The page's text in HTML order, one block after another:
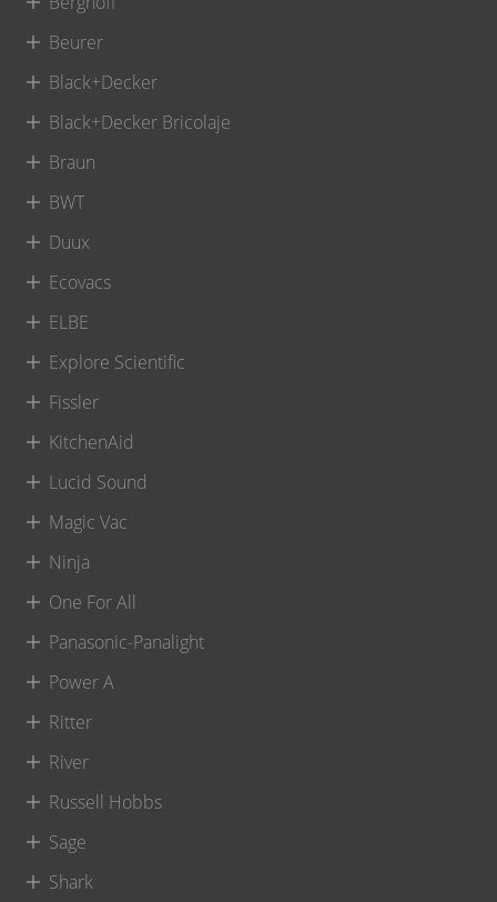
Beurer
Black+Decker
Black+Decker Bricolaje
Braun
BWT
Duux
Ecovacs
ELBE
Explore Scientific
Fissler
KitchenAid
Lucid Sound
Magic Vac
Ninja
One For All
Panasonic-Panalight
Power A
Ritter
River
Russell Hobbs
Sage
Shark